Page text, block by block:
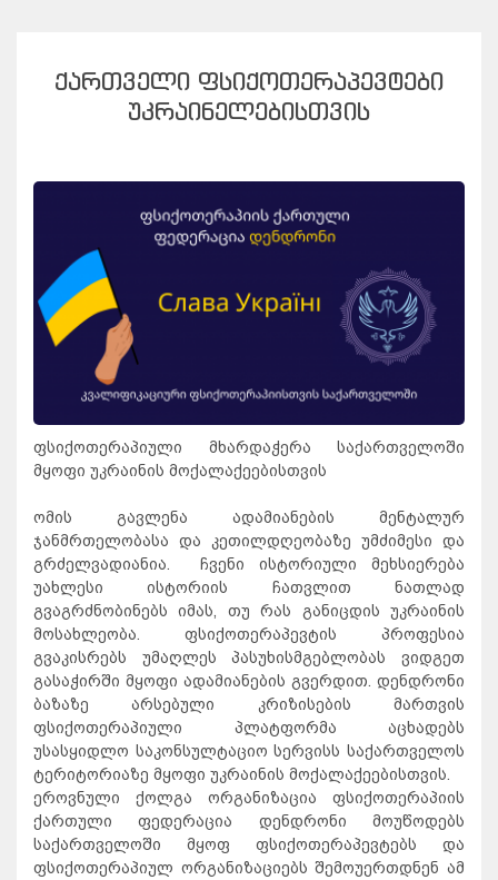
ᲥᲐᲠᲗᲕᲔᲚᲘ ᲤᲡᲘᲥᲝᲗᲔᲠᲐᲞᲔᲕᲢᲔᲑᲘ
ᲣᲙᲠᲐᲘᲜᲔᲚᲔᲑᲘᲡᲗᲕᲘᲡ
ფსიქოთერაპიული მხარდაჭერა საქართველოში
მყოფი უკრაინის მოქალაქეებისთვის
ომის გავლენა ადამიანების მენტალურ
ჯანმრთელობასა და კეთილდღეობაზე უმძიმესი და
გრძელვადიანია.
ჩვენი ისტორიული მეხსიერება
უახლესი ისტორიის ჩათვლით ნათლად
გვაგრძნობინებს იმას, თუ რას განიცდის უკრაინის
მოსახლეობა. ფსიქოთერაპევტის პროფესია
გვაკისრებს უმაღლეს პასუხისმგებლობას ვიდგეთ
გასაჭირში მყოფი ადამიანების გვერდით. დენდრონი
ბაზაზე არსებული კრიზისების მართვის
ფსიქოთერაპიული პლატფორმა აცხადებს
უსასყიდლო საკონსულტაციო სერვისს საქართველოს
ტერიტორიაზე მყოფი უკრაინის მოქალაქეებისთვის.
ეროვნული ქოლგა ორგანიზაცია ფსიქოთერაპიის
ქართული ფედერაცია დენდრონი მოუწოდებს
საქართველოში მყოფ ფსიქოთერაპევტებს და
ფსიქოთერაპიულ ორგანიზაციებს შემოუერთდნენ ამ